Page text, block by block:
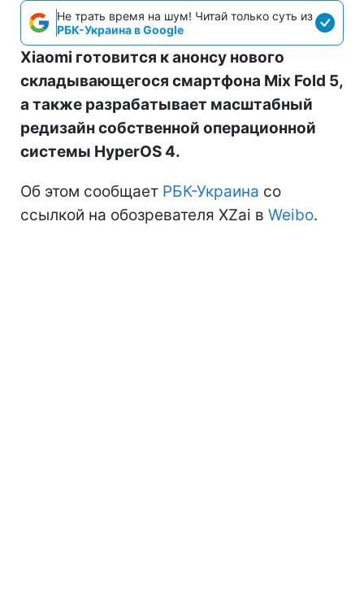
Не трать время на шум! Читай только суть из
РБК-Украина в Google
Xiaomi готовится к анонсу нового
складывающегося смартфона Mix Fold 5,
а также разрабатывает масштабный
редизайн собственной операционной
системы HyperOS 4.
Об этом сообщает РБК-Украина со
ссылкой на обозревателя XZai в Weibo.